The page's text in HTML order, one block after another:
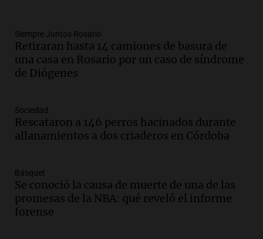
Audio.Recomendaciones de vino
bonarda para disfrutar el fin de semana
en Mendoza
Panorama Federal
Audio.
en la Sociedad Rural de Bulaya con
actividades para toda la familia
Audio.
edificios y una casa del estudiante para
jóvenes de la región
Panorama Federal
Siempre Juntos Rosario
Retiraran hasta 14 camiones de basura de
una casa en Rosario por un caso de síndrome
de Diógenes
Sociedad
Rescataron a 146 perros hacinados durante
allanamientos a dos criaderos en Córdoba
Básquet
Se conoció la causa de muerte de una de las
promesas de la NBA: qué reveló el informe
forense